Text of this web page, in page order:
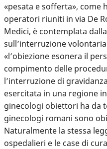
«pesata e sofferta», come
operatori riuniti in via De
Medici, è contemplata
sull’interruzione
«l’obiezione esonera il
compimento delle
l’interruzione di
esercitata in una regione
ginecologi obiettori ha da
ginecologi romani sono
Naturalmente la stessa
ospedalieri e le case di